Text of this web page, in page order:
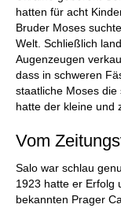
hatten für acht
Bruder Moses
Welt. Schließlich
Augenzeugen
dass in schweren
staatliche Moses die
hatte der kleine und
Vom
Salo war schlau
1923 hatte er Erfolg
bekannten Prager